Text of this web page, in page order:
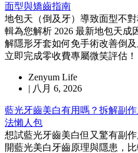
面型與矯齒指南
地包天（倒及牙）導致面型不
輯為您解析 2026 最新地包天成
解隱形牙套如何免手術改善倒
立即完成零收費專屬微笑評估！
Zenyum Life
| 八月 6, 2026
藍光牙齒美白有用嗎？拆解副
法懶人包
想試藍光牙齒美白但又驚有副
開藍光美白牙齒原理與隱患，